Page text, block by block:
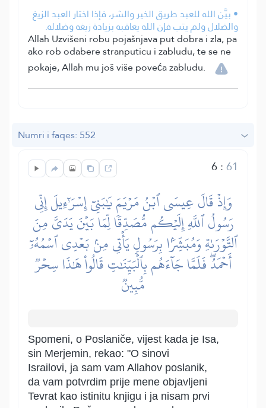
• بيَّن الله للعبد طريق الخير والشر، فإذا اختار العبد الزيغ
والضلال ولم يتب فإن الله يعاقبه بزيادة زيغه وضلاله.
Allah Uzvišeni robu pojašnjava put dobra i zla, pa
ako rob odabere stranputicu i zabludu, te se ne
pokaje, Allah mu još više poveća zabludu.
Numri i faqes: 552
6:61
وَإِذۡ قَالَ عِيسَى ٱبۡنُ مَرۡيَمَ يَٰبَنِيٓ إِسۡرَٰٓءِيلَ إِنِّي
رَسُولُ ٱللَّهِ إِلَيۡكُم مُّصَدِّقٗا لِّمَا بَيۡنَ يَدَيَّ مِنَ
ٱلتَّوۡرَىٰةِ وَمُبَشِّرَۢا بِرَسُولٖ يَأۡتِي مِنۢ بَعۡدِي ٱسۡمُهُۥٓ
أَحۡمَدُۖ فَلَمَّا جَآءَهُم بِٱلۡبَيِّنَٰتِ قَالُواْ هَٰذَا سِحۡرٞ
مُّبِينٞ
Spomeni, o Poslaniče, vijest kada je Isa,
sin Merjemin, rekao: "O sinovi
Israilovi, ja sam vam Allahov poslanik,
da vam potvrdim prije mene objavljeni
Tevrat kao istinitu knjigu i ja nisam prvi